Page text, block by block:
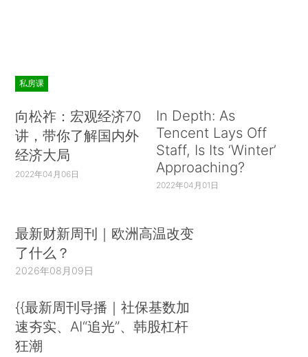
私房课
向松祚：宏观经济70
讲，带你了解国内外
经济大局
2022年04月06日
In Depth: As
Tencent Lays Off
Staff, Is Its ‘Winter’
Approaching?
2022年04月01日
最新财新周刊｜欧洲高温改变
了什么？
2026年08月09日
{{最新周刊导播｜社保基数加
速夯实、AI“追光”、韩股杠杆
狂潮